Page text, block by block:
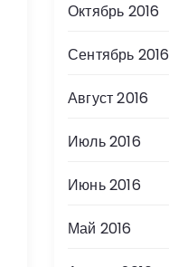
Октябрь 2016
Сентябрь 2016
Август 2016
Июль 2016
Июнь 2016
Май 2016